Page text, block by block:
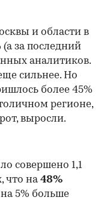
и области в
(а за последний
аналитиков.
сильнее. Но
более 45%
регионе,
выросли.
совершено 1,1
что на48%
5% больше